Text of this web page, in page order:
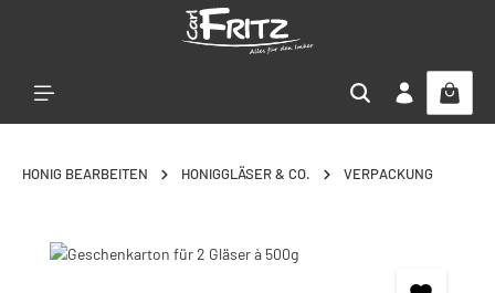
HONIG BEARBEITEN HONIGGLÄSER & CO. VERPACKUNG
Bildergalerie überspringen